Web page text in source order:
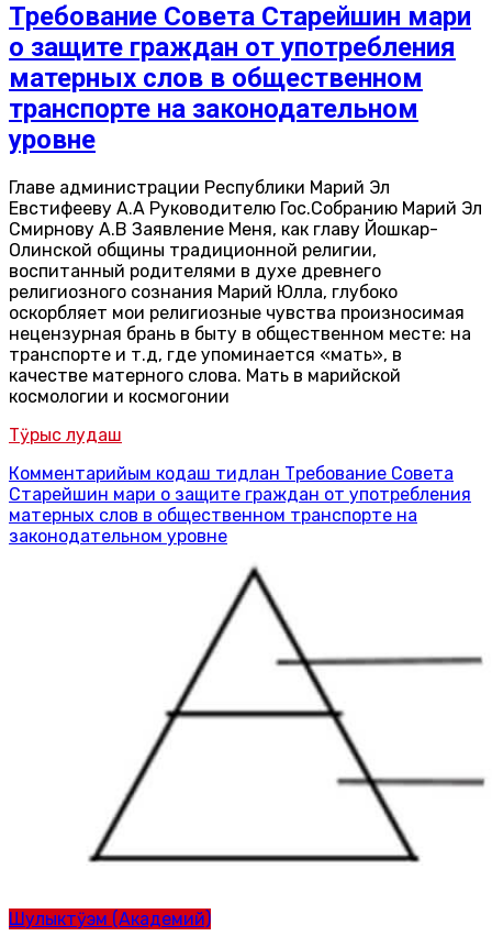
Требование Совета Старейшин мари
о защите граждан от употребления
матерных слов в общественном
транспорте на законодательном
уровне
Главе администрации Республики Марий Эл
Евстифееву А.А Руководителю Гос.Собранию Марий Эл
Смирнову А.В Заявление Меня, как главу Йошкар-
Олинской общины традиционной религии,
воспитанный родителями в духе древнего
религиозного сознания Марий Юлла, глубоко
оскорбляет мои религиозные чувства произносимая
нецензурная брань в быту в общественном месте: на
транспорте и т.д, где упоминается «мать», в
качестве матерного слова. Мать в марийской
космологии и космогонии
Тӱрыс лудаш
Комментарийым кодаш тидлан Требование Совета
Старейшин мари о защите граждан от употребления
матерных слов в общественном транспорте на
законодательном уровне
Шулыктӱэм (Академий)